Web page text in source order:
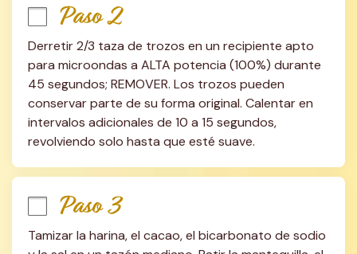
Paso 2
Derretir 2/3 taza de trozos en un recipiente apto
para microondas a ALTA potencia (100%) durante
45 segundos; REMOVER. Los trozos pueden
conservar parte de su forma original. Calentar en
intervalos adicionales de 10 a 15 segundos,
revolviendo solo hasta que esté suave.
Paso 3
Tamizar la harina, el cacao, el bicarbonato de sodio